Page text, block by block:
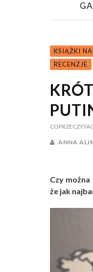
KSIĄŻKI
RECENZJE
ANNA
Czy można
że jak